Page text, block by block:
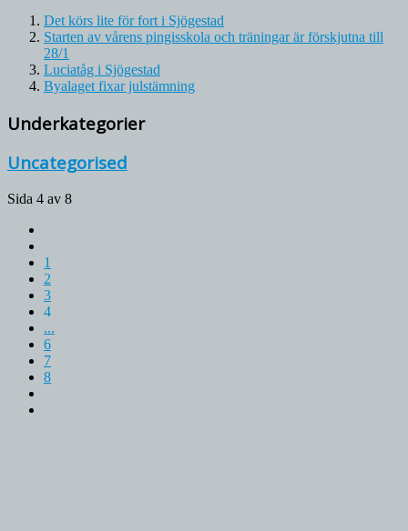
Det körs lite för fort i Sjögestad
Starten av vårens pingisskola och träningar är förskjutna till
28/1
Luciatåg i Sjögestad
Byalaget fixar julstämning
Underkategorier
Uncategorised
Sida 4 av 8
1
2
3
4
...
6
7
8